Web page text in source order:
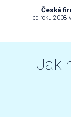
Česká
od roku 2008
Jak